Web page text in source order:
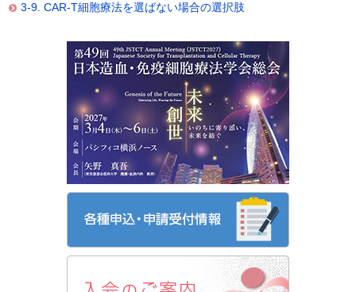
3-9. CAR-T細胞療法を選ばない場合の選択肢